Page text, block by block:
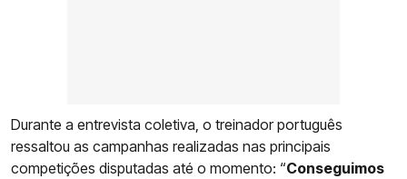
Durante a entrevista coletiva, o treinador português
ressaltou as campanhas realizadas nas principais
competições disputadas até o momento: “Conseguimos